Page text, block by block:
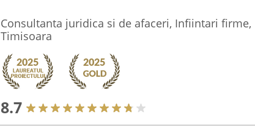
Consultanta juridica si de afaceri, Infiintari firme,
Timisoara
8.7